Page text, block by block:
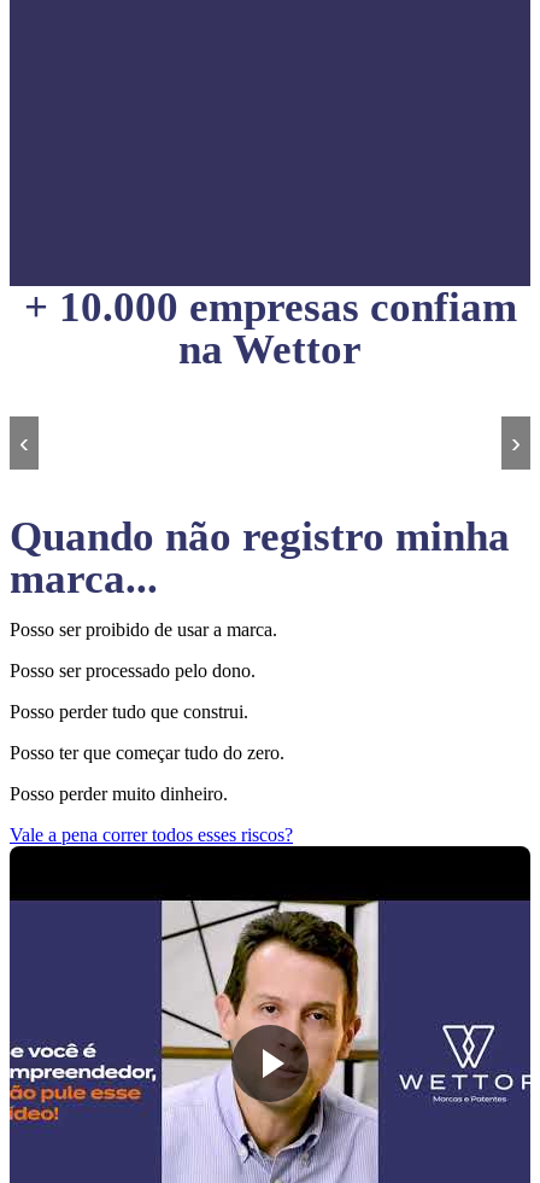
+ 10.000 empresas confiam
na Wettor
‹ ›
Quando não registro minha
marca...
Posso ser proibido de usar a marca.
Posso ser processado pelo dono.
Posso perder tudo que construi.
Posso ter que começar tudo do zero.
Posso perder muito dinheiro.
Vale a pena correr todos esses riscos?